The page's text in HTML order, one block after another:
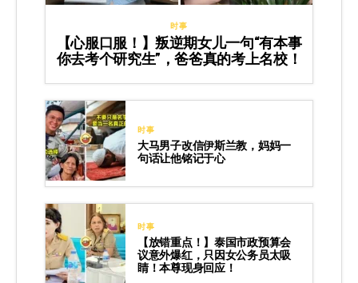
时事
【心服口服！】叛逆期女儿一句“有本事
你去考个研究生”，爸爸真的考上名校！
时事
大马男子改信伊斯兰教，妈妈一
句话让他铭记于心
时事
【放错重点！】泰国市政预算会
议意外爆红，只因女公务员太吸
睛！本尊现身回应！